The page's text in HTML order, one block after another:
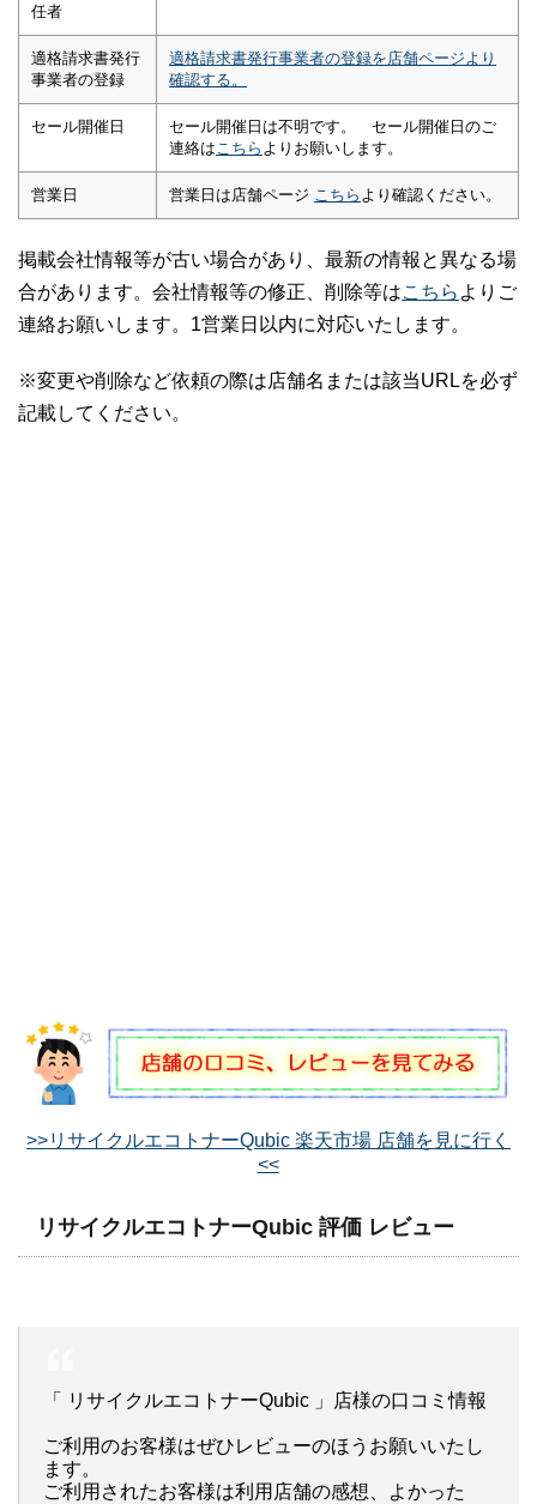
任者
適格請求書発行
事業者の登録
適格請求書発行事業者の登録を店舗ページより
確認する。
セール開催日
セール開催日は不明です。 セール開催日のご
連絡は こちら よりお願いします。
営業日 営業日は店舗ページ こちら より確認ください。
掲載会社情報等が古い場合があり、最新の情報と異なる場
合があります。会社情報等の修正、削除等はこちら よりご
連絡お願いします。1営業日以内に対応いたします。
※変更や削除など依頼の際は店舗名または該当URLを必ず
記載してください。
>>リサイクルエコトナーQubic 楽天市場 店舗を見に行く
<<
リサイクルエコトナーQubic 評価 レビュー
「 リサイクルエコトナーQubic 」店様の口コミ情報
ご利用のお客様はぜひレビューのほうお願いいたし
ます。
ご利用されたお客様は利用店舗の感想、よかった